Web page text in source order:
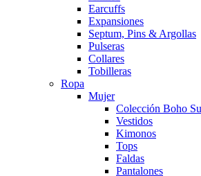
Earcuffs
Expansiones
Septum, Pins & Argollas
Pulseras
Collares
Tobilleras
Ropa
Mujer
Colección Boho
Vestidos
Kimonos
Tops
Faldas
Pantalones